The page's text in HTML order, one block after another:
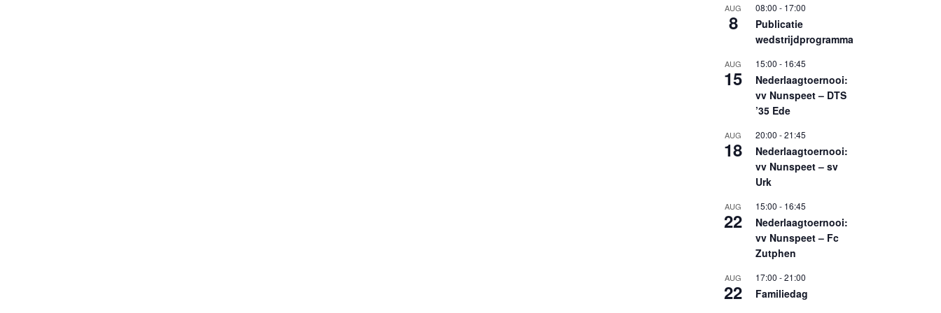
AUG
8
08:00 - 17:00
Publicatie
wedstrijdprogramma
AUG
15
15:00 - 16:45
Nederlaagtoernooi:
vv Nunspeet – DTS
’35 Ede
AUG
18
20:00 -21:45
Nederlaagtoernooi:
vv Nunspeet – sv
Urk
AUG
22
15:00 - 16:45
Nederlaagtoernooi:
vv Nunspeet – Fc
Zutphen
AUG
22
17:00 -21:00
Familiedag